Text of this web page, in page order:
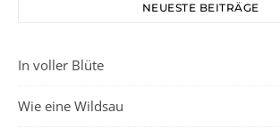
NEUESTE BEITRÄGE
In voller Blüte
Wie eine Wildsau